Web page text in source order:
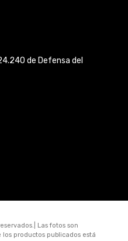
de Defensa del
Las fotos son
productos publicados está